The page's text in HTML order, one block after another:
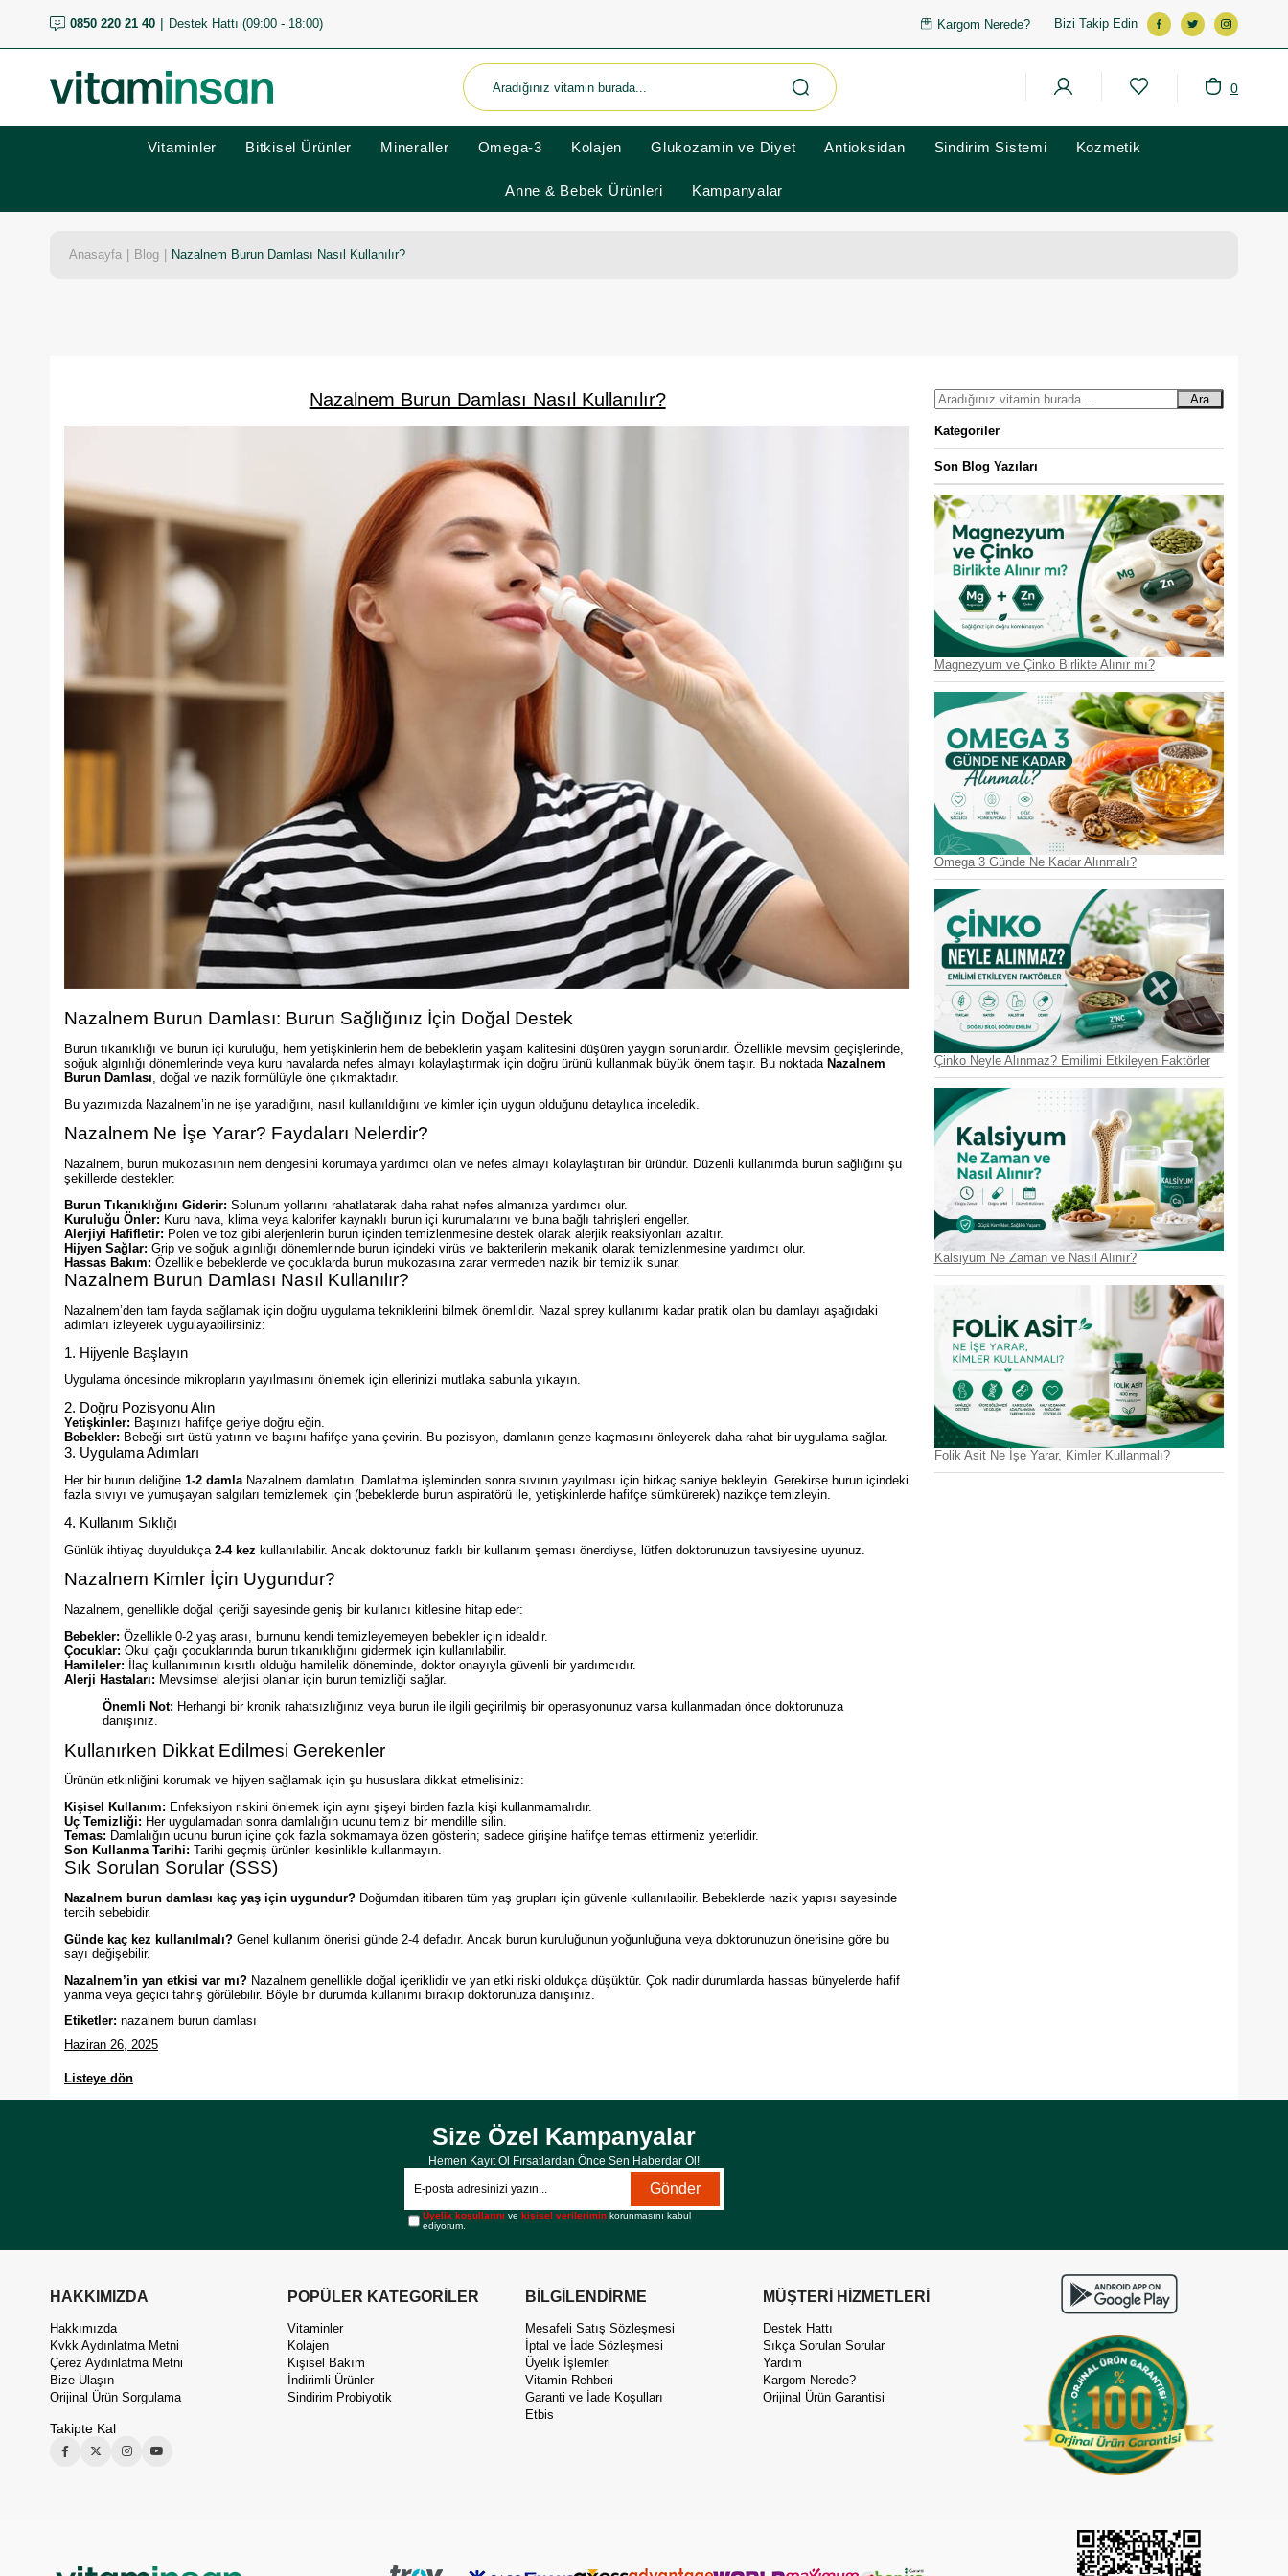
0850 220 21 40 Destek Hattı (09:00 - 18:00) Kargom Nerede? Bizi Takip Edin
0
Vitaminler Bitkisel Ürünler Mineraller Omega-3 Kolajen Glukozamin ve Diyet Antioksidan Sindirim Sistemi Kozmetik
Anne & Bebek Ürünleri Kampanyalar
Anasayfa Blog Nazalnem Burun Damlası Nasıl Kullanılır?
Nazalnem Burun Damlası Nasıl Kullanılır?
Nazalnem Burun Damlası: Burun Sağlığınız İçin Doğal Destek
Burun tıkanıklığı ve burun içi kuruluğu, hem yetişkinlerin hem de bebeklerin yaşam kalitesini düşüren yaygın sorunlardır. Özellikle mevsim geçişlerinde,
soğuk algınlığı dönemlerinde veya kuru havalarda nefes almayı kolaylaştırmak için doğru ürünü kullanmak büyük önem taşır. Bu noktada Nazalnem
Burun Damlası , doğal ve nazik formülüyle öne çıkmaktadır.
Bu yazımızda Nazalnem’in ne işe yaradığını, nasıl kullanıldığını ve kimler için uygun olduğunu detaylıca inceledik.
Nazalnem Ne İşe Yarar? Faydaları Nelerdir?
Nazalnem, burun mukozasının nem dengesini korumaya yardımcı olan ve nefes almayı kolaylaştıran bir üründür. Düzenli kullanımda burun sağlığını şu
şekillerde destekler:
Burun Tıkanıklığını Giderir: Solunum yollarını rahatlatarak daha rahat nefes almanıza yardımcı olur.
Kuruluğu Önler: Kuru hava, klima veya kalorifer kaynaklı burun içi kurumalarını ve buna bağlı tahrişleri engeller.
Alerjiyi Hafifletir: Polen ve toz gibi alerjenlerin burun içinden temizlenmesine destek olarak alerjik reaksiyonları azaltır.
Hijyen Sağlar: Grip ve soğuk algınlığı dönemlerinde burun içindeki virüs ve bakterilerin mekanik olarak temizlenmesine yardımcı olur.
Hassas Bakım: Özellikle bebeklerde ve çocuklarda burun mukozasına zarar vermeden nazik bir temizlik sunar.
Nazalnem Burun Damlası Nasıl Kullanılır?
Nazalnem’den tam fayda sağlamak için doğru uygulama tekniklerini bilmek önemlidir. Nazal sprey kullanımı kadar pratik olan bu damlayı aşağıdaki
adımları izleyerek uygulayabilirsiniz:
1. Hijyenle Başlayın
Uygulama öncesinde mikropların yayılmasını önlemek için ellerinizi mutlaka sabunla yıkayın.
2. Doğru Pozisyonu Alın
Yetişkinler: Başınızı hafifçe geriye doğru eğin.
Bebekler: Bebeği sırt üstü yatırın ve başını hafifçe yana çevirin. Bu pozisyon, damlanın genze kaçmasını önleyerek daha rahat bir uygulama sağlar.
3. Uygulama Adımları
Her bir burun deliğine 1-2 damla Nazalnem damlatın. Damlatma işleminden sonra sıvının yayılması için birkaç saniye bekleyin. Gerekirse burun içindeki
fazla sıvıyı ve yumuşayan salgıları temizlemek için (bebeklerde burun aspiratörü ile, yetişkinlerde hafifçe sümkürerek) nazikçe temizleyin.
4. Kullanım Sıklığı
Günlük ihtiyaç duyuldukça 2-4 kez kullanılabilir. Ancak doktorunuz farklı bir kullanım şeması önerdiyse, lütfen doktorunuzun tavsiyesine uyunuz.
Nazalnem Kimler İçin Uygundur?
Nazalnem, genellikle doğal içeriği sayesinde geniş bir kullanıcı kitlesine hitap eder:
Bebekler: Özellikle 0-2 yaş arası, burnunu kendi temizleyemeyen bebekler için idealdir.
Çocuklar: Okul çağı çocuklarında burun tıkanıklığını gidermek için kullanılabilir.
Hamileler: İlaç kullanımının kısıtlı olduğu hamilelik döneminde, doktor onayıyla güvenli bir yardımcıdır.
Alerji Hastaları: Mevsimsel alerjisi olanlar için burun temizliği sağlar.
Önemli Not: Herhangi bir kronik rahatsızlığınız veya burun ile ilgili geçirilmiş bir operasyonunuz varsa kullanmadan önce doktorunuza
danışınız.
Kullanırken Dikkat Edilmesi Gerekenler
Ürünün etkinliğini korumak ve hijyen sağlamak için şu hususlara dikkat etmelisiniz:
Kişisel Kullanım: Enfeksiyon riskini önlemek için aynı şişeyi birden fazla kişi kullanmamalıdır.
Uç Temizliği: Her uygulamadan sonra damlalığın ucunu temiz bir mendille silin.
Temas: Damlalığın ucunu burun içine çok fazla sokmamaya özen gösterin; sadece girişine hafifçe temas ettirmeniz yeterlidir.
Son Kullanma Tarihi: Tarihi geçmiş ürünleri kesinlikle kullanmayın.
Sık Sorulan Sorular (SSS)
Nazalnem burun damlası kaç yaş için uygundur? Doğumdan itibaren tüm yaş grupları için güvenle kullanılabilir. Bebeklerde nazik yapısı sayesinde
tercih sebebidir.
Günde kaç kez kullanılmalı? Genel kullanım önerisi günde 2-4 defadır. Ancak burun kuruluğunun yoğunluğuna veya doktorunuzun önerisine göre bu
sayı değişebilir.
Nazalnem’in yan etkisi var mı? Nazalnem genellikle doğal içeriklidir ve yan etki riski oldukça düşüktür. Çok nadir durumlarda hassas bünyelerde hafif
yanma veya geçici tahriş görülebilir. Böyle bir durumda kullanımı bırakıp doktorunuza danışınız.
Etiketler: nazalnem burun damlası
Haziran 26, 2025
Listeye dön
Ara
Kategoriler
Son Blog Yazıları
Magnezyum ve Çinko Birlikte Alınır mı?
Omega 3 Günde Ne Kadar Alınmalı?
Çinko Neyle Alınmaz? Emilimi Etkileyen Faktörler
Kalsiyum Ne Zaman ve Nasıl Alınır?
Folik Asit Ne İşe Yarar, Kimler Kullanmalı?
Size Özel Kampanyalar
Hemen Kayıt Ol Fırsatlardan Önce Sen Haberdar Ol!
Gönder
Üyelik koşullarını vekişisel verilerimin korunmasını kabul
ediyorum.
HAKKIMIZDA
Hakkımızda
Kvkk Aydınlatma Metni
Çerez Aydınlatma Metni
Bize Ulaşın
Orijinal Ürün Sorgulama
Takipte Kal
POPÜLER KATEGORİLER
Vitaminler
Kolajen
Kişisel Bakım
İndirimli Ürünler
Sindirim Probiyotik
BİLGİLENDİRME
Mesafeli Satış Sözleşmesi
İptal ve İade Sözleşmesi
Üyelik İşlemleri
Vitamin Rehberi
Garanti ve İade Koşulları
Etbis
MÜŞTERİ HİZMETLERİ
Destek Hattı
Sıkça Sorulan Sorular
Yardım
Kargom Nerede?
Orijinal Ürün Garantisi